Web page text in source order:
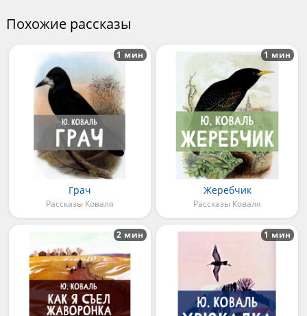
Похожие рассказы
Грач
Рассказы Коваля
1 мин
Жеребчик
Рассказы Коваля
1 мин
2 мин 1 мин